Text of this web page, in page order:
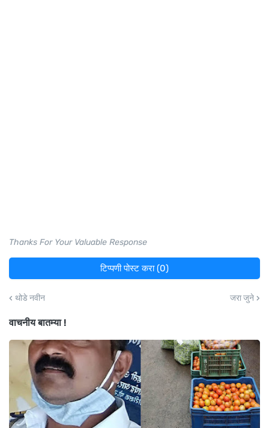
Thanks For Your Valuable Response
टिप्पणी पोस्ट करा (0)
थोडे नवीन जरा जुने
वाचनीय बातम्या !